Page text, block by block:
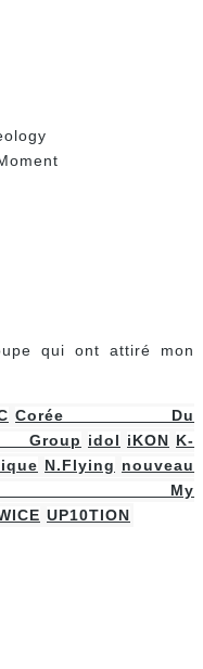
qui ont attiré mon
Corée Du
idol iKON K-
N.Flying nouveau
My
UP10TION